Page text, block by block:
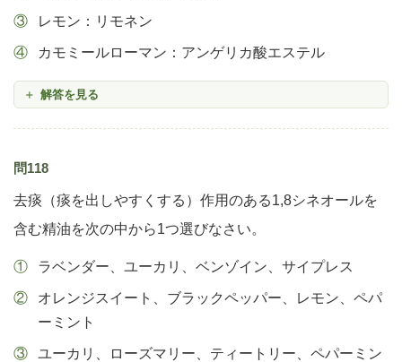
レモン：リモネン
カモミールローマン：アンゲリカ酸エステル
解答を見る
問118
去痰（痰を出しやすくする）作用のある1,8シネオールを
含む精油を次の中から1つ選びなさい。
ラベンダー、ユーカリ、ベンゾイン、サイプレス
オレンジスイート、ブラックペッパー、レモン、ペパ
ーミント
ユーカリ、ローズマリー、ティートリー、ペパーミン